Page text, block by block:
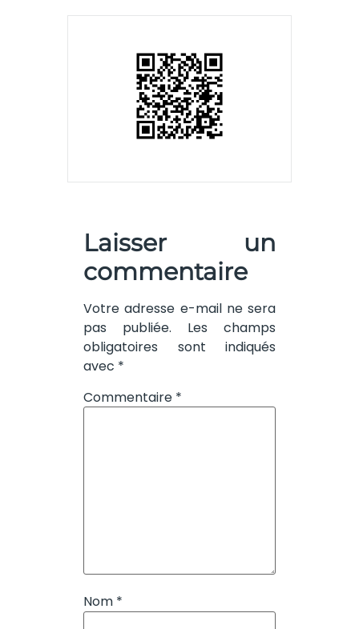
Laisser un
commentaire
Votre adresse e-mail ne sera
pas publiée.
Les champs
obligatoires sont indiqués
avec *
Commentaire *
Nom *